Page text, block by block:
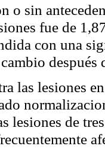
o sin
fue de
con una
las lesiones
lesiones de